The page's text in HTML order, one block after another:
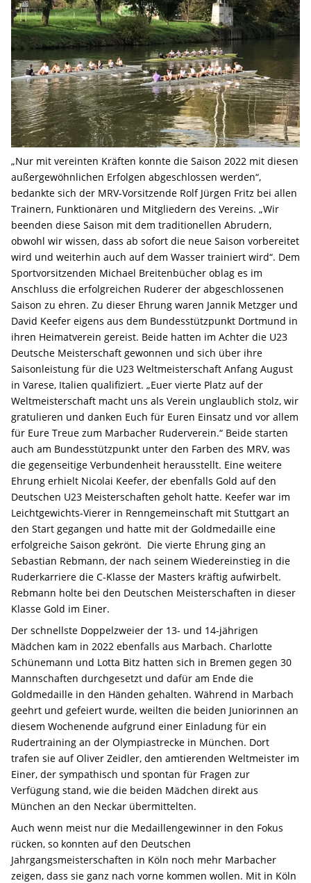
„Nur mit vereinten Kräften konnte die Saison 2022 mit diesen
außergewöhnlichen Erfolgen abgeschlossen werden“,
bedankte sich der MRV-Vorsitzende Rolf Jürgen Fritz bei allen
Trainern, Funktionären und Mitgliedern des Vereins. „Wir
beenden diese Saison mit dem traditionellen Abrudern,
obwohl wir wissen, dass ab sofort die neue Saison vorbereitet
wird und weiterhin auch auf dem Wasser trainiert wird“. Dem
Sportvorsitzenden Michael Breitenbücher oblag es im
Anschluss die erfolgreichen Ruderer der abgeschlossenen
Saison zu ehren. Zu dieser Ehrung waren Jannik Metzger und
David Keefer eigens aus dem Bundesstützpunkt Dortmund in
ihren Heimatverein gereist. Beide hatten im Achter die U23
Deutsche Meisterschaft gewonnen und sich über ihre
Saisonleistung für die U23 Weltmeisterschaft Anfang August
in Varese, Italien qualifiziert. „Euer vierte Platz auf der
Weltmeisterschaft macht uns als Verein unglaublich stolz, wir
gratulieren und danken Euch für Euren Einsatz und vor allem
für Eure Treue zum Marbacher Ruderverein.“ Beide starten
auch am Bundesstützpunkt unter den Farben des MRV, was
die gegenseitige Verbundenheit herausstellt. Eine weitere
Ehrung erhielt Nicolai Keefer, der ebenfalls Gold auf den
Deutschen U23 Meisterschaften geholt hatte. Keefer war im
Leichtgewichts-Vierer in Renngemeinschaft mit Stuttgart an
den Start gegangen und hatte mit der Goldmedaille eine
erfolgreiche Saison gekrönt. Die vierte Ehrung ging an
Sebastian Rebmann, der nach seinem Wiedereinstieg in die
Ruderkarriere die C-Klasse der Masters kräftig aufwirbelt.
Rebmann holte bei den Deutschen Meisterschaften in dieser
Klasse Gold im Einer.
Der schnellste Doppelzweier der 13- und 14-jährigen
Mädchen kam in 2022 ebenfalls aus Marbach. Charlotte
Schünemann und Lotta Bitz hatten sich in Bremen gegen 30
Mannschaften durchgesetzt und dafür am Ende die
Goldmedaille in den Händen gehalten. Während in Marbach
geehrt und gefeiert wurde, weilten die beiden Juniorinnen an
diesem Wochenende aufgrund einer Einladung für ein
Rudertraining an der Olympiastrecke in München. Dort
trafen sie auf Oliver Zeidler, den amtierenden Weltmeister im
Einer, der sympathisch und spontan für Fragen zur
Verfügung stand, wie die beiden Mädchen direkt aus
München an den Neckar übermittelten.
Auch wenn meist nur die Medaillengewinner in den Fokus
rücken, so konnten auf den Deutschen
Jahrgangsmeisterschaften in Köln noch mehr Marbacher
zeigen, dass sie ganz nach vorne kommen wollen. Mit in Köln